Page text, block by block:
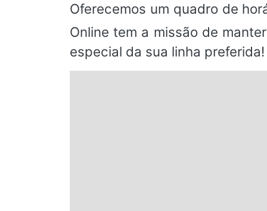
Oferecemos um quadro de
Online tem a missão de
especial da sua linha preferida!